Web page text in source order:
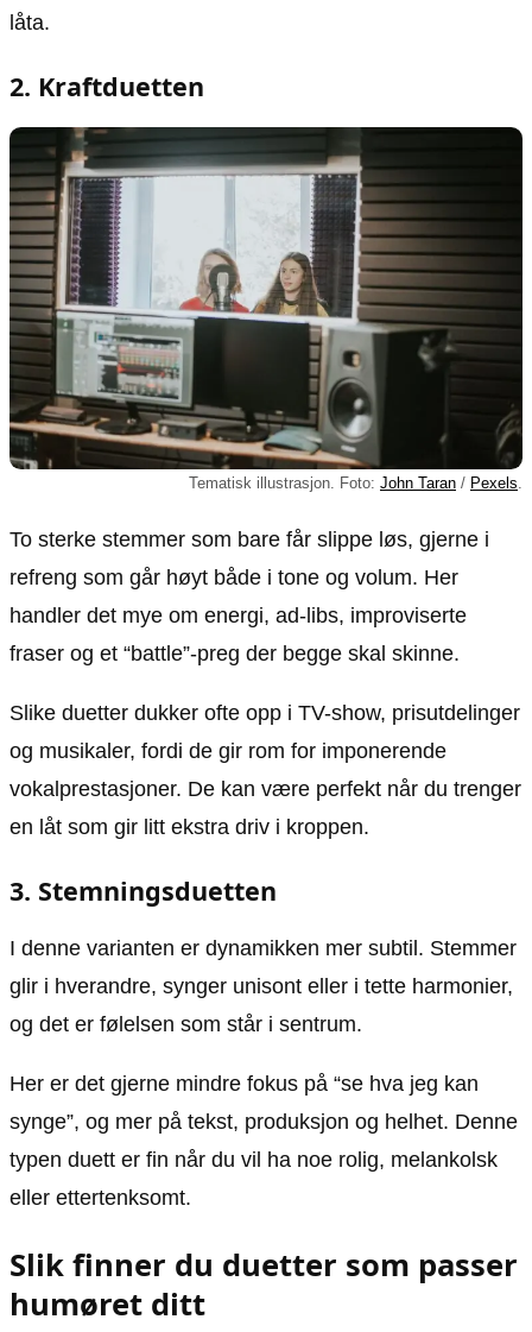
låta.
2. Kraftduetten
Tematisk illustrasjon. Foto: John Taran / Pexels
To sterke stemmer som bare får slippe løs, gjerne i
refreng som går høyt både i tone og volum. Her
handler det mye om energi, ad-libs, improviserte
fraser og et “battle”-preg der begge skal skinne.
Slike duetter dukker ofte opp i TV-show, prisutdelinger
og musikaler, fordi de gir rom for imponerende
vokalprestasjoner. De kan være perfekt når du trenger
en låt som gir litt ekstra driv i kroppen.
3. Stemningsduetten
I denne varianten er dynamikken mer subtil. Stemmer
glir i hverandre, synger unisont eller i tette harmonier,
og det er følelsen som står i sentrum.
Her er det gjerne mindre fokus på “se hva jeg kan
synge”, og mer på tekst, produksjon og helhet. Denne
typen duett er fin når du vil ha noe rolig, melankolsk
eller ettertenksomt.
Slik finner du duetter som passer
humøret ditt